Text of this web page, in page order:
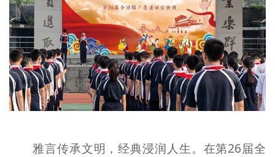
榜样人物
+
身边好人
文明评论
北京宣传文化引导基金
雅言传承文明，经典浸润人生。在第26届全